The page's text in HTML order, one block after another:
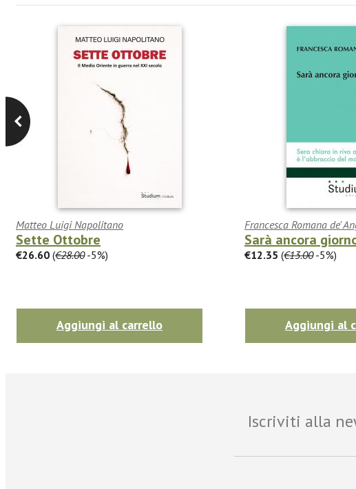
Matteo Luigi Napolitano
Sette Ottobre
€26.60 (€28.00-5%)
Aggiungi al carrello
Francesca Romana de'
Sarà ancora
€12.35 (€13.00-5%)
Aggiungi al
Iscriviti alla